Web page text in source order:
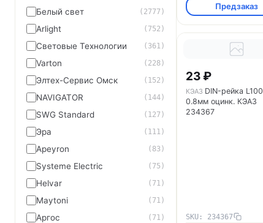
Белый свет (2777)
Arlight (752)
Световые Технологии (361)
Varton (228)
Элтех-Сервис Омск (152)
NAVIGATOR (144)
SWG Standard (127)
Эра (111)
Apeyron (83)
Systeme Electric (75)
Helvar (71)
Maytoni (71)
Аргос (71)
Предзаказ
23 ₽
КЭАЗ DIN-рейка L100
0.8мм оцинк. КЭАЗ
234367
SKU: 234367